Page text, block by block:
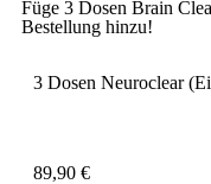
Füge 3 Dosen Brain
Bestellung hinzu!
3 Dosen Neuroclear
89,90 €